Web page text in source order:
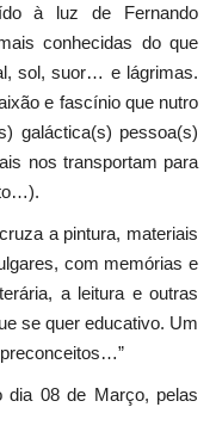
à luz de Fernando
conhecidas do que
sol, suor… e lágrimas.
e fascínio que nutro
galáctica(s) pessoa(s)
nos transportam para
a pintura, materiais
com memórias e
a leitura e outras
se quer educativo. Um
dia 08 de Março, pelas